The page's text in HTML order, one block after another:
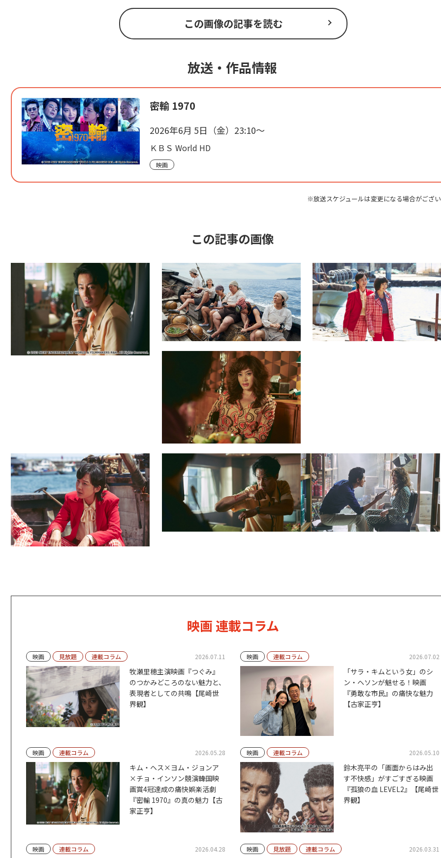
この画像の記事を読む
放送・作品情報
密輸 1970
2026年6月 5日（金）23:10〜
ＫＢＳ World HD
映画
※放送スケジュールは変更になる場合がござ
この記事の画像
映画 連載コラム
映画 見放題 連載コラム 2026.07.11
牧瀬里穂主演映画『つぐみ』
のつかみどころのない魅力と、
表現者としての共鳴【尾崎世
界観】
映画 連載コラム 2026.07.02
「サラ・キムという女」のシ
ン・ヘソンが魅せる！映画
『勇敢な市民』の痛快な魅力
【古家正亨】
映画 連載コラム 2026.05.28
キム・ヘス×ヨム・ジョンア
×チョ・インソン競演――韓国映
画賞4冠達成の痛快娯楽活劇
『密輸 1970』の真の魅力【古
家正亨】
映画 連載コラム 2026.05.10
鈴木亮平の「画面からはみ出
す不快感」がすごすぎる映画
『孤狼の血 LEVEL2』【尾崎世
界観】
映画 連載コラム 2026.04.28 映画 見放題 連載コラム 2026.03.31